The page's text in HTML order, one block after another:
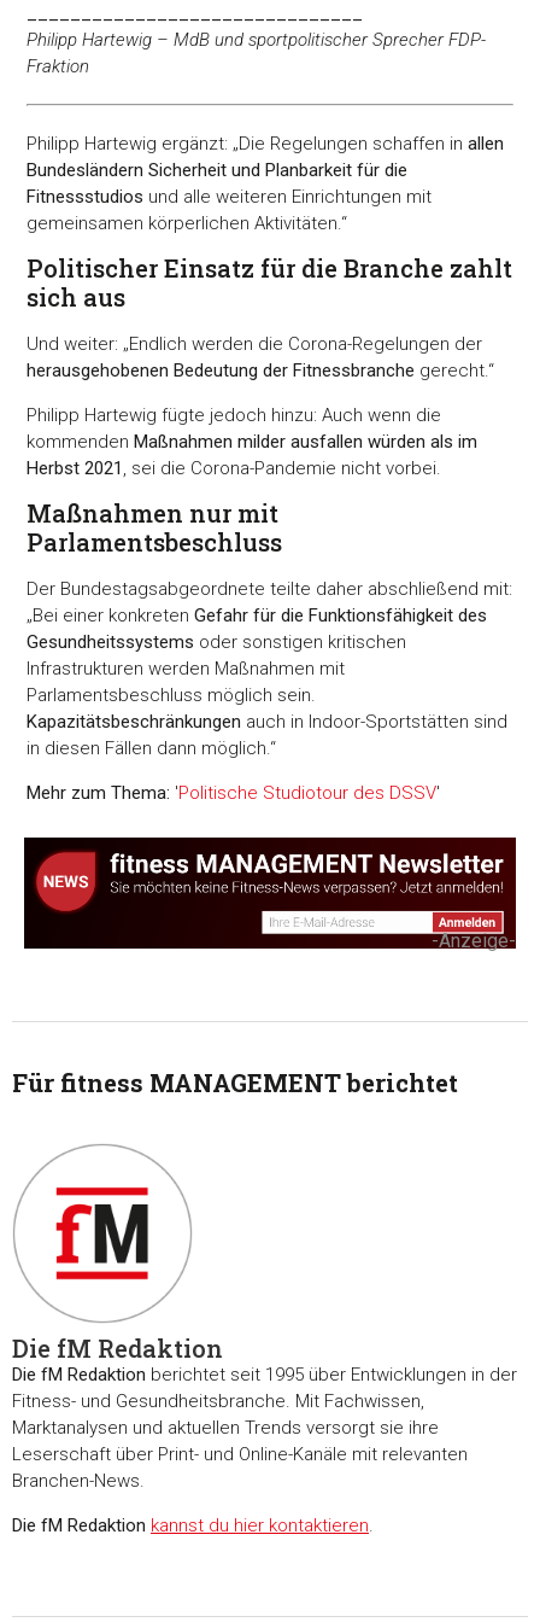
Philipp Hartewig – MdB und sportpolitischer Sprecher FDP-
Fraktion
Philipp Hartewig ergänzt: „Die Regelungen schaffen inallen
Bundesländern Sicherheit und Planbarkeit für die
Fitnessstudios und alle weiteren Einrichtungen mit
gemeinsamen körperlichen Aktivitäten.“
Politischer Einsatz für die Branche zahlt
sich aus
Und weiter: „Endlich werden die Corona-Regelungen der
herausgehobenen Bedeutung der Fitnessbranche gerecht.“
Philipp Hartewig fügte jedoch hinzu: Auch wenn die
kommendenMaßnahmen milder ausfallen würden als im
Herbst 2021 , sei die Corona-Pandemie nicht vorbei.
Maßnahmen nur mit
Parlamentsbeschluss
Der Bundestagsabgeordnete teilte daher abschließend mit:
„Bei einer konkretenGefahr für die Funktionsfähigkeit des
Gesundheitssystems oder sonstigen kritischen
Infrastrukturen werden Maßnahmen mit
Parlamentsbeschluss möglich sein.
Kapazitätsbeschränkungen auch in Indoor-Sportstätten sind
in diesen Fällen dann möglich.“
Mehr zum Thema: 'Politische Studiotour des DSSV'
-Anzeige-
Für fitness MANAGEMENT berichtet
Die fM Redaktion
Die fM Redaktion berichtet seit 1995 über Entwicklungen in der
Fitness- und Gesundheitsbranche. Mit Fachwissen,
Marktanalysen und aktuellen Trends versorgt sie ihre
Leserschaft über Print- und Online-Kanäle mit relevanten
Branchen-News.
Die fM Redaktion kannst du hier kontaktieren.